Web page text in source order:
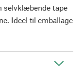
selvklæbende tape
Ideel til emballage